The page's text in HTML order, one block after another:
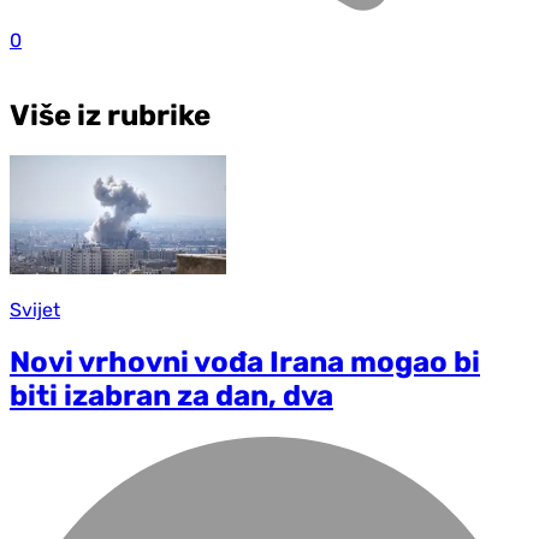
0
Više iz rubrike
Svijet
Novi vrhovni vođa Irana mogao bi
biti izabran za dan, dva